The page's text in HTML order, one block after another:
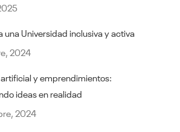
una Universidad inclusiva y activa
2024
y emprendimientos:
ideas en realidad
2024